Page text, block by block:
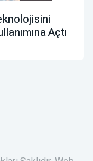
Açtı